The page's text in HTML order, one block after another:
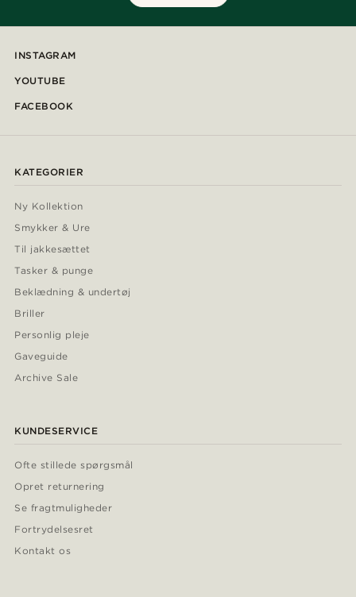
INSTAGRAM
YOUTUBE
FACEBOOK
KATEGORIER
Ny Kollektion
Smykker & Ure
Til jakkesættet
Tasker & punge
Beklædning & undertøj
Briller
Personlig pleje
Gaveguide
Archive Sale
KUNDESERVICE
Ofte stillede spørgsmål
Opret returnering
Se fragtmuligheder
Fortrydelsesret
Kontakt os